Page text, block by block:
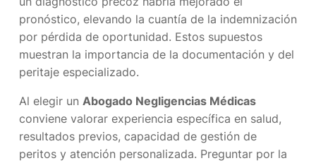
pronóstico, elevando la cuantía de la indemnización
por pérdida de oportunidad. Estos supuestos
muestran la importancia de la documentación y del
peritaje especializado.
Al elegir un Abogado Negligencias Médicas
conviene valorar experiencia específica en salud,
resultados previos, capacidad de gestión de
peritos y atención personalizada. Preguntar por la